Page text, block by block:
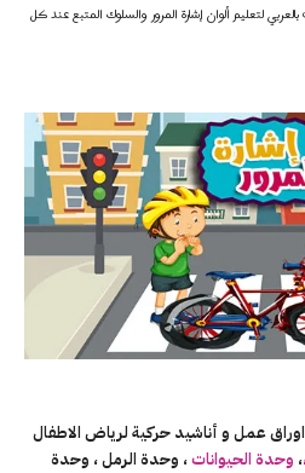
لتعليم ألوان إشارة المرور والسلوك المتبع عند كل
اوراق عمل و أناشيد حركية لرياض الاطفال
، وحدة الحيوانات، وحدة الرمل ، وحدة